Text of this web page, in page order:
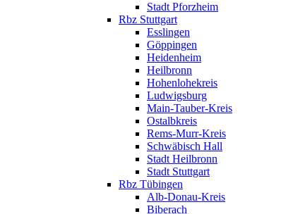
Stadt Pforzheim
Rbz Stuttgart
Esslingen
Göppingen
Heidenheim
Heilbronn
Hohenlohekreis
Ludwigsburg
Main-Tauber-Kreis
Ostalbkreis
Rems-Murr-Kreis
Schwäbisch Hall
Stadt Heilbronn
Stadt Stuttgart
Rbz Tübingen
Alb-Donau-Kreis
Biberach